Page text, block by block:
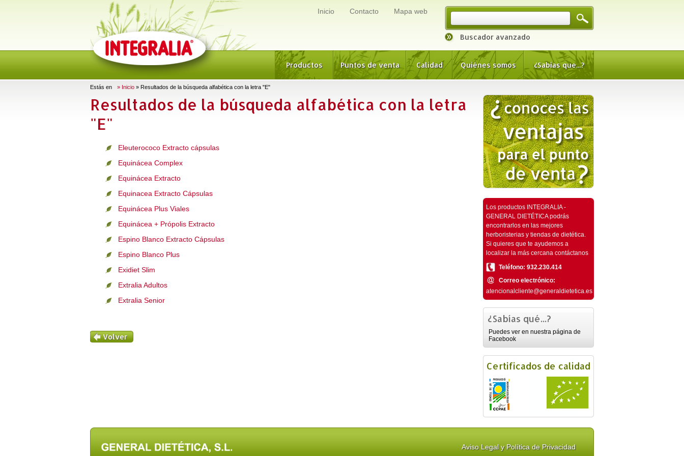
Inicio Contacto Mapa web
Buscador avanzado
Productos Puntos de venta Calidad Quiénes somos ¿Sabías que...?
Estás en » Inicio » Resultados de la búsqueda alfabética con la letra "E"
Resultados de la búsqueda alfabética con la letra
"E"
Eleuterococo Extracto cápsulas
Equinácea Complex
Equinácea Extracto
Equinacea Extracto Cápsulas
Equinácea Plus Viales
Equinácea + Própolis Extracto
Espino Blanco Extracto Cápsulas
Espino Blanco Plus
Exidiet Slim
Extralia Adultos
Extralia Senior
Volver
Los productos INTEGRALIA -
GENERAL DIETÉTICA podrás
encontrarlos en las mejores
herboristerias y tiendas de dietética.
Si quieres que te ayudemos a
localizar la más cercana contáctanos
Teléfono: 932.230.414
Correo electrónico:
atencionalcliente@generaldietetica.es
¿Sabías qué...?
Puedes ver en nuestra página de
Facebook
Certificados de calidad
Aviso Legal y Política de Privacidad